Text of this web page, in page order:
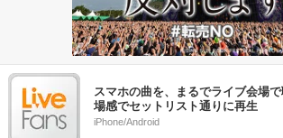
スマホの曲を、まるでライブ会場
場感でセットリスト通りに再生
iPhone/Android